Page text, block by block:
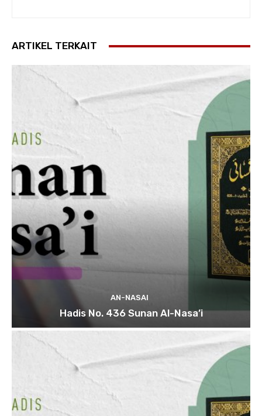
ARTIKEL TERKAIT
AN-NASAI
Hadis No. 436 Sunan Al-Nasa’i